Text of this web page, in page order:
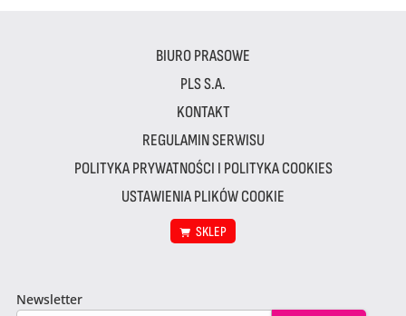
BIURO PRASOWE
PLS S.A.
KONTAKT
REGULAMIN SERWISU
POLITYKA PRYWATNOŚCI I POLITYKA COOKIES
USTAWIENIA PLIKÓW COOKIE
SKLEP
Newsletter